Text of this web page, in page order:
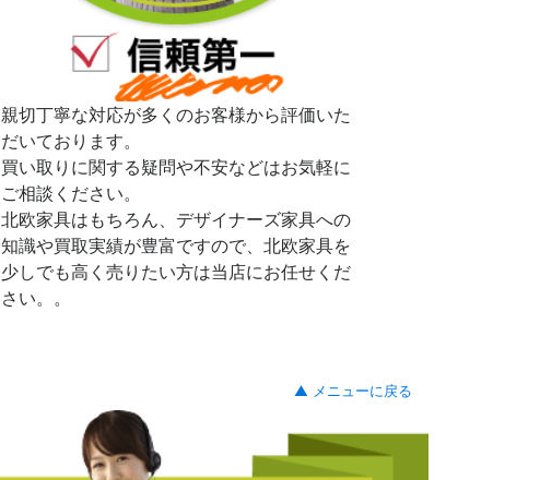
親切丁寧な対応が多くのお客様から評価いた
だいております。
買い取りに関する疑問や不安などはお気軽に
ご相談ください。
北欧家具はもちろん、デザイナーズ家具への
知識や買取実績が豊富ですので、北欧家具を
少しでも高く売りたい方は当店にお任せくだ
さい。。
▲ メニューに戻る